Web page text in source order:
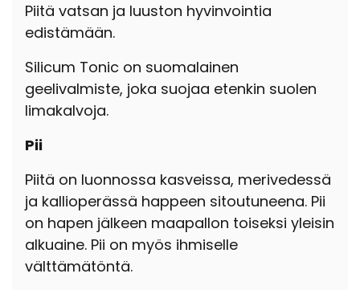
Piitä vatsan ja luuston hyvinvointia
edistämään.
Silicum Tonic on suomalainen
geelivalmiste, joka suojaa etenkin suolen
limakalvoja.
Pii
Piitä on luonnossa kasveissa, merivedessä
ja kallioperässä happeen sitoutuneena. Pii
on hapen jälkeen maapallon toiseksi yleisin
alkuaine. Pii on myös ihmiselle
välttämätöntä.